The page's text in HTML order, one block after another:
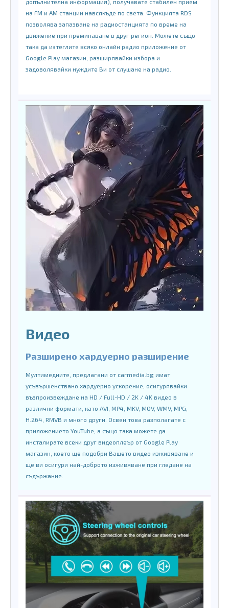
допълнителна информация), получавате стабилен прием
на FM и AM станции навсякъде по света. Функцията RDS
позволява запазване на радиостанцията по време на
движение при преминаване в друг регион. Можете също
така да изтеглите всяко онлайн радио приложение от
Google Play магазин, разширявайки избора и
задоволявайки нуждите Ви от слушане на радио.
Видео
Разширено хардуерно разширение
Мултимедиите, предлагани от carmedia.bg имат
усъвършенствано хардуерно ускорение, осигурявайки
възпроизвеждане на HD / Full-HD / 2K / 4K видео в
различни формати, като AVI, MP4, MKV, MOV, WMV, MPG,
H.264, RMVB и много други. Освен това разполагате с
приложението YouTube, а също така можете да
инсталирате всеки друг видеоплеър от Google Play
магазин, което ще подобри Вашето видео изживяване и
ще ви осигури най-доброто изживяване при гледане на
съдържание.